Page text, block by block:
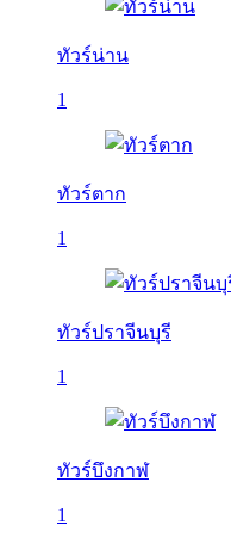
ทัวร์น่าน
1
ทัวร์ตาก
1
ทัวร์ปราจีนบุรี
1
ทัวร์บึงกาฬ
1